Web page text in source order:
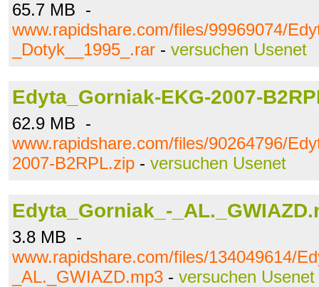
65.7 MB -
www.rapidshare.com/files/99969074/
_Dotyk__1995_.rar - versuchen Usenet
Edyta_Gorniak-EKG-2007-
62.9 MB -
www.rapidshare.com/files/90264796/
2007-B2RPL.zip - versuchen Usenet
Edyta_Gorniak_-
3.8 MB -
www.rapidshare.com/files/134049614/
_AL._GWIAZD.mp3 - versuchen Usenet